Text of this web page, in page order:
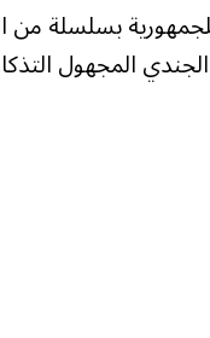
للجمهورية بسلسلة
الجندي المجهول